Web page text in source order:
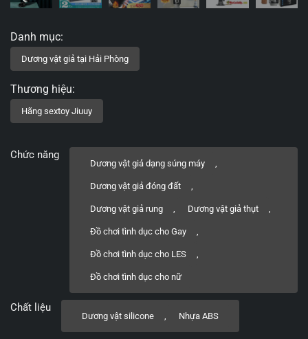
Chức năng
Dương vật giả dạng súng máy ,
Dương vật giả đóng đất ,
Dương vật giả rung , Dương vật giả thụt ,
Đồ chơi tình dục cho Gay ,
Đồ chơi tình dục cho LES ,
Đồ chơi tình dục cho nữ
Chất liệu
Dương vật silicone , Nhựa ABS